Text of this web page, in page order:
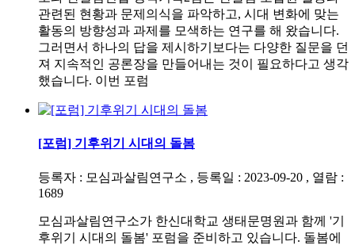
관련된 현황과 문제의식을 파악하고, 시대 변화에 맞는
활동의 방향성과 과제를 모색하는 연구를 해 왔습니다.
그러면서 하나의 답을 제시하기보다는 다양한 질문을 던
져 지속적인 공론장을 만들어내는 것이 필요하다고 생각
했습니다. 이번 포럼
[포럼] 기후위기 시대의 돌봄
등록자 : 모심과살림연구소 , 등록일 : 2023-09-20 , 열람 :
1689
모심과살림연구소가 한신대학교 생태문명원과 함께 '기
후위기 시대의 돌봄' 포럼을 준비하고 있습니다. 돌봄에